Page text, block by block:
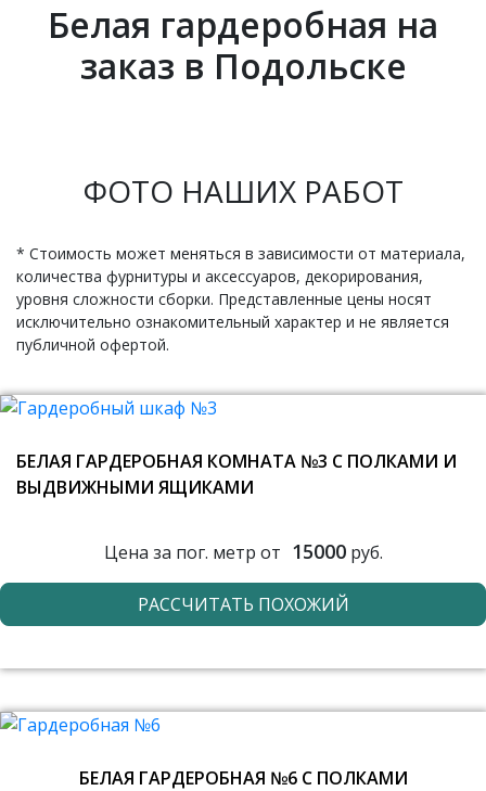
Белая гардеробная на
заказ в Подольске
ФОТО НАШИХ РАБОТ
* Стоимость может меняться в зависимости от материала,
количества фурнитуры и аксессуаров, декорирования,
уровня сложности сборки. Представленные цены носят
исключительно ознакомительный характер и не является
публичной офертой.
БЕЛАЯ ГАРДЕРОБНАЯ КОМНАТА №3 С ПОЛКАМИ И
ВЫДВИЖНЫМИ ЯЩИКАМИ
Цена за пог. метр от 15000руб.
РАССЧИТАТЬ ПОХОЖИЙ
БЕЛАЯ ГАРДЕРОБНАЯ №6 С ПОЛКАМИ